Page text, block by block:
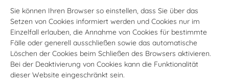
Sie können Ihren Browser so einstellen, dass Sie über das
Setzen von Cookies informiert werden und Cookies nur im
Einzelfall erlauben, die Annahme von Cookies für bestimmte
Fälle oder generell ausschließen sowie das automatische
Löschen der Cookies beim Schließen des Browsers aktivieren.
Bei der Deaktivierung von Cookies kann die Funktionalität
dieser Website eingeschränkt sein.